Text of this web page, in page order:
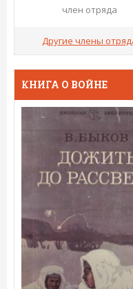
член отряда
Другие члены
КНИГА О ВОЙНЕ